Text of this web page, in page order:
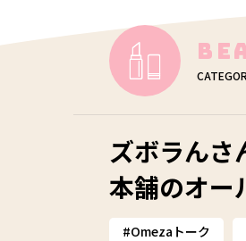
ズボラん
本舗のオー
Omezaトーク